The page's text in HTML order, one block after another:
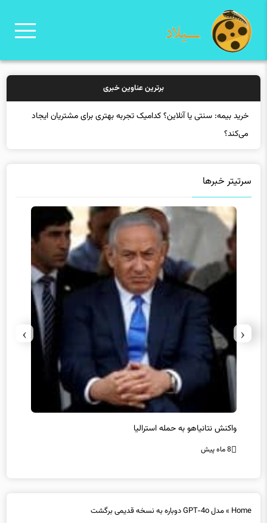
برترین عناوین خبری
خرید بیمه: سنتی یا آنلاین؟ کدامیک تجربه بهتری برای مشتریان ایجاد
می‌کند؟
سرتیتر خبرها
حماس ترور فرمانده ارشد القسام را تایید کرد
8 ماه پیش
‹
›
Home
»مدل GPT-4o دوباره به نسخه قدیمی برگشت